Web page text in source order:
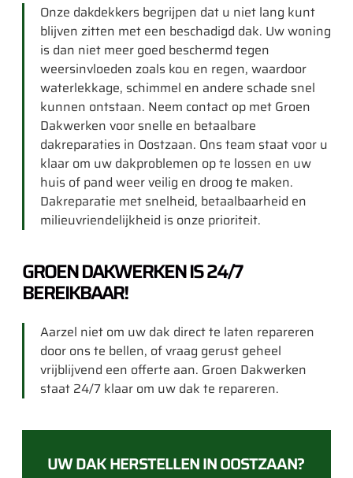
Onze dakdekkers begrijpen dat u niet lang kunt
blijven zitten met een beschadigd dak. Uw woning
is dan niet meer goed beschermd tegen
weersinvloeden zoals kou en regen, waardoor
waterlekkage, schimmel en andere schade snel
kunnen ontstaan. Neem contact op met Groen
Dakwerken voor snelle en betaalbare
dakreparaties in Oostzaan. Ons team staat voor u
klaar om uw dakproblemen op te lossen en uw
huis of pand weer veilig en droog te maken.
Dakreparatie met snelheid, betaalbaarheid en
milieuvriendelijkheid is onze prioriteit.
GROEN DAKWERKEN IS 24/7
BEREIKBAAR!
Aarzel niet om uw dak direct te laten repareren
door ons te bellen, of vraag gerust geheel
vrijblijvend een offerte aan. Groen Dakwerken
staat 24/7 klaar om uw dak te repareren.
UW DAK HERSTELLEN IN OOSTZAAN?